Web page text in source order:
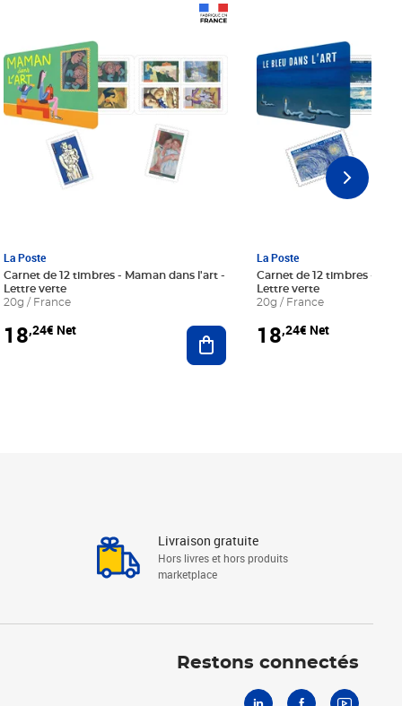
au panier
La Poste
Carnet de 12 timbres - Maman dans l'art -
Lettre verte
20g / France
18,24€ Net Ajouter au panier
La Poste
Carnet de 12 timbres - Le
Lettre verte
20g / France
18,24€ Net
Livraison gratuite
Hors livres et hors produits
marketplace
Restons connectés